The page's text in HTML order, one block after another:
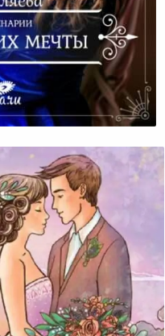
Их Мечты.